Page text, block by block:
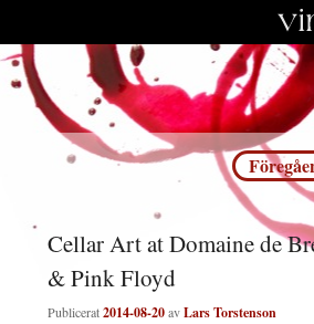
Cellar Art at Domaine de
& Pink Floyd
Publicerat2014-08-20avLars Torstenson